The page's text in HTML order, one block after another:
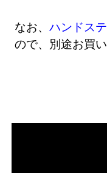
なお、ハンドス
ので、別途お買